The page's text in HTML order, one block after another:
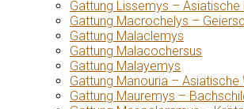
Gattung Lissemys –
Gattung Macrochelys –
Gattung Malaclemys
Gattung Malacochersus
Gattung Malayemys
Gattung Manouria – Asiatische
Gattung Mauremys –